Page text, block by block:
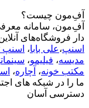
آفِ‌مون چیست؟
آفِ‌مون، سامانه
دار فروشگاه‌های
اسنپ،علی بابا، اسنپ
مدیسه، فیلیمو،
مکتب خونه، آچاره،
ما را در شبکه های
دسترسی آسان